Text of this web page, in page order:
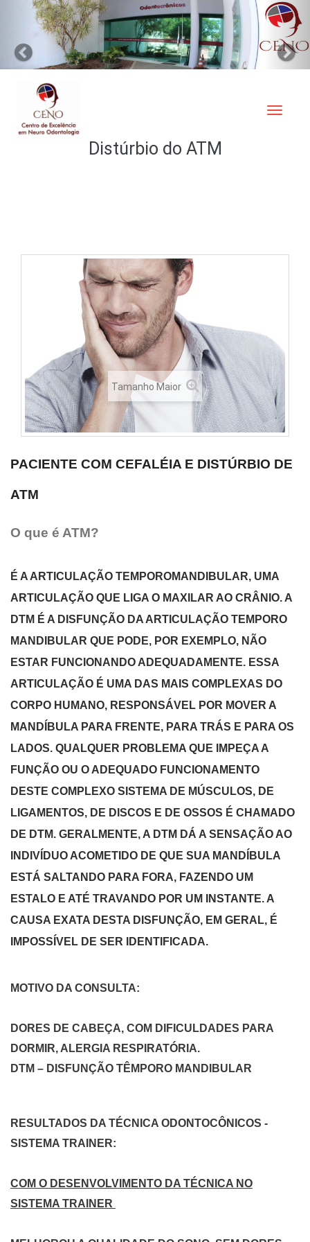
Previous
Distúrbio do ATM
Tamanho Maior
PACIENTE COM CEFALÉIA E DISTÚRBIO DE
ATM
O que é ATM?
É A ARTICULAÇÃO TEMPOROMANDIBULAR, UMA
ARTICULAÇÃO QUE LIGA O MAXILAR AO CRÂNIO. A
DTM É A DISFUNÇÃO DA ARTICULAÇÃO TEMPORO
MANDIBULAR QUE PODE, POR EXEMPLO, NÃO
ESTAR FUNCIONANDO ADEQUADAMENTE. ESSA
ARTICULAÇÃO É UMA DAS MAIS COMPLEXAS DO
CORPO HUMANO, RESPONSÁVEL POR MOVER A
MANDÍBULA PARA FRENTE, PARA TRÁS E PARA OS
LADOS. QUALQUER PROBLEMA QUE IMPEÇA A
FUNÇÃO OU O ADEQUADO FUNCIONAMENTO
DESTE COMPLEXO SISTEMA DE MÚSCULOS, DE
LIGAMENTOS, DE DISCOS E DE OSSOS É CHAMADO
DE DTM. GERALMENTE, A DTM DÁ A SENSAÇÃO AO
INDIVÍDUO ACOMETIDO DE QUE SUA MANDÍBULA
ESTÁ SALTANDO PARA FORA, FAZENDO UM
ESTALO E ATÉ TRAVANDO POR UM INSTANTE. A
CAUSA EXATA DESTA DISFUNÇÃO, EM GERAL, É
IMPOSSÍVEL DE SER IDENTIFICADA.
MOTIVO DA CONSULTA:
DORES DE CABEÇA, COM DIFICULDADES PARA
DORMIR, ALERGIA RESPIRATÓRIA.
DTM – DISFUNÇÃO TÊMPORO MANDIBULAR
RESULTADOS DA TÉCNICA ODONTOCÔNICOS -
SISTEMA TRAINER:
COM O DESENVOLVIMENTO DA TÉCNICA NO
SISTEMA TRAINER